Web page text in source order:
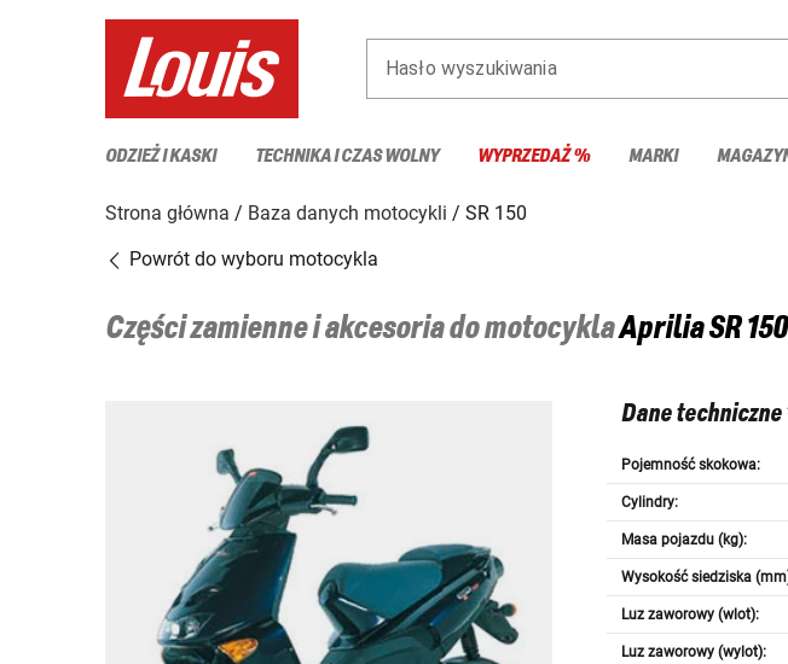
Hasło wyszukiwania
ODZIEŻ I KASKI TECHNIKA I CZAS WOLNY WYPRZEDAŻ % MARKI
Strona główna Baza danych motocykli
SR 150
Powrót do wyboru motocykla
Części zamienne i akcesoria do motocyklaApriliaSR
Dane techniczne
Pojemność skokowa:
Cylindry:
Masa pojazdu (kg):
Wysokość siedziska
Luz zaworowy (wlot):
Luz zaworowy (wylot):